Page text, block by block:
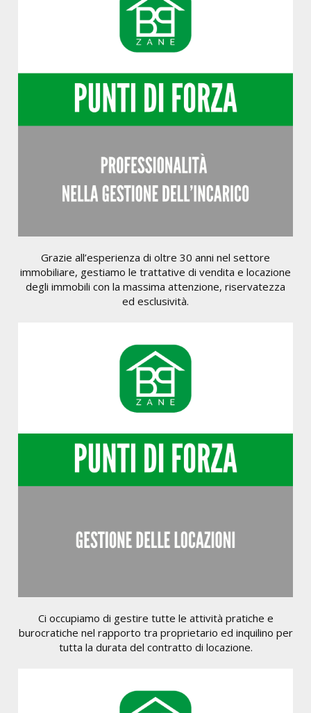
Grazie all’esperienza di oltre 30 anni nel settore
immobiliare, gestiamo le trattative di vendita e locazione
degli immobili con la massima attenzione, riservatezza
ed esclusività.
Ci occupiamo di gestire tutte le attività pratiche e
burocratiche nel rapporto tra proprietario ed inquilino per
tutta la durata del contratto di locazione.